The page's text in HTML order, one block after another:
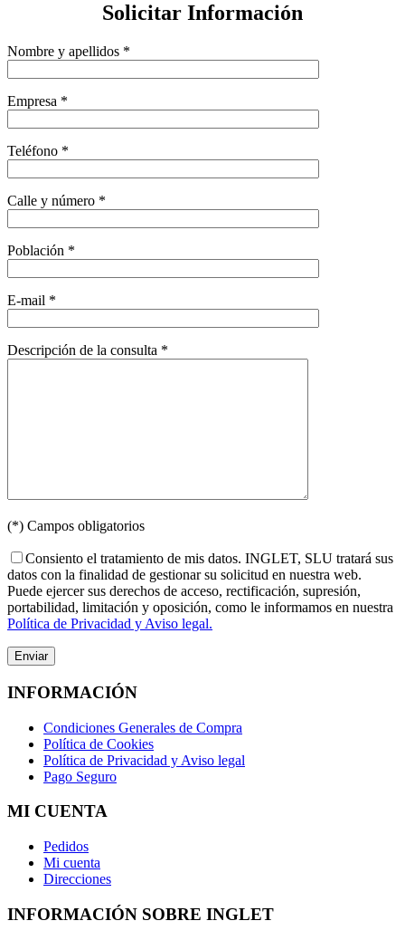
Solicitar Información
Nombre y apellidos *
Empresa *
Teléfono *
Calle y número *
Población *
E-mail *
Descripción de la consulta *
(*) Campos obligatorios
Consiento el tratamiento de mis datos. INGLET, SLU tratará sus
datos con la finalidad de gestionar su solicitud en nuestra web.
Puede ejercer sus derechos de acceso, rectificación, supresión,
portabilidad, limitación y oposición, como le informamos en nuestra
Política de Privacidad y Aviso legal.
INFORMACIÓN
Condiciones Generales de Compra
Política de Cookies
Política de Privacidad y Aviso legal
Pago Seguro
MI CUENTA
Pedidos
Mi cuenta
Direcciones
INFORMACIÓN SOBRE INGLET